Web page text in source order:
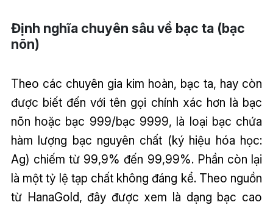
Định nghĩa chuyên sâu về bạc ta (bạc
nõn)
Theo các chuyên gia kim hoàn, bạc ta, hay còn
được biết đến với tên gọi chính xác hơn là bạc
nõn hoặc bạc 999/bạc 9999, là loại bạc chứa
hàm lượng bạc nguyên chất (ký hiệu hóa học:
Ag) chiếm từ 99,9% đến 99,99%. Phần còn lại
là một tỷ lệ tạp chất không đáng kể. Theo nguồn
từ HanaGold, đây được xem là dạng bạc cao